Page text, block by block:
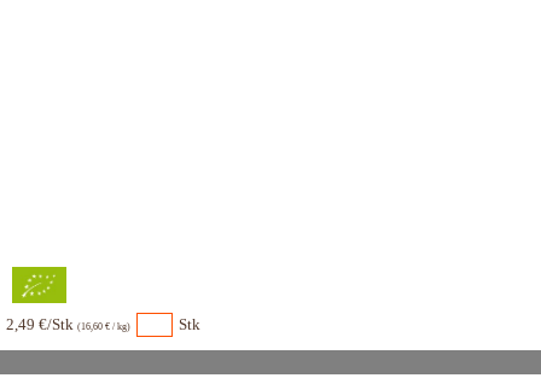
2,49 €/Stk (16,60 € / kg) Stk